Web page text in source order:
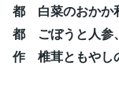
都 白菜のおかか
都 ごぼうと人参
作 椎茸ともやし